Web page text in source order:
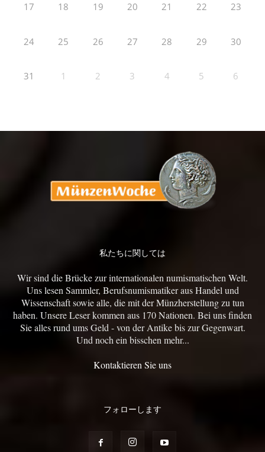
17 18 19 20 21 22 23
24 25 26 27 28 29 30
31 1 2 3 4 5 6
私たちに関しては
Wir sind die Brücke zur internationalen numismatischen Welt.
Uns lesen Sammler, Berufsnumismatiker aus Handel und
Wissenschaft sowie alle, die mit der Münzherstellung zu tun
haben. Unsere Leser kommen aus 170 Nationen. Bei uns finden
Sie alles rund ums Geld - von der Antike bis zur Gegenwart.
Und noch ein bisschen mehr...
Kontaktieren Sie uns
フォローします